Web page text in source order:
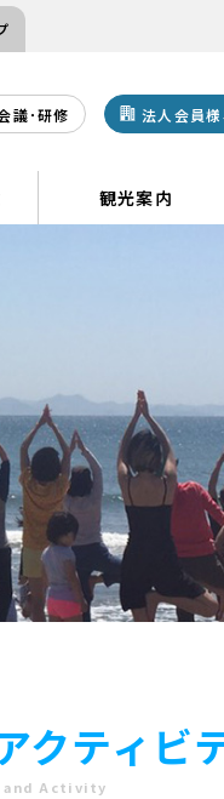
議･研修 法人会員
観光案内
クティビ
and Activity